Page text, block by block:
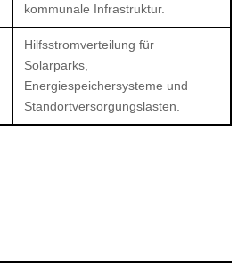
kommunale Infrastruktur.
Hilfsstromverteilung für
Solarparks,
Energiespeichersysteme und
Standortversorgungslasten.